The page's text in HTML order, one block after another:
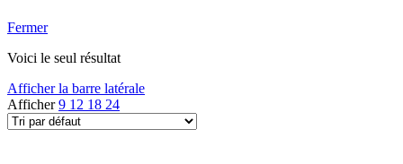
Fermer
Voici le seul résultat
Afficher la barre latérale
Afficher9 12 18 24